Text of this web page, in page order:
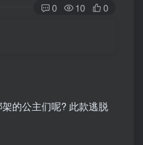
0 10 0
的公主们呢? 此款逃脱